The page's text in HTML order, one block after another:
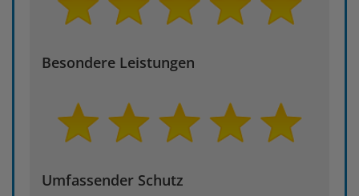
Besondere Leistungen
Umfassender Schutz